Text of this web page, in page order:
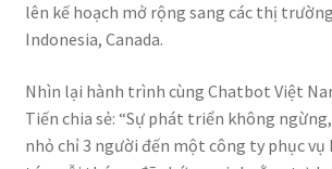
lên kế hoạch mở rộng sang các thị
Indonesia, Canada.
Nhìn lại hành trình cùng Chatbot Việt
Tiến chia sẻ: “Sự phát triển không
nhỏ chỉ 3 người đến một công ty phục